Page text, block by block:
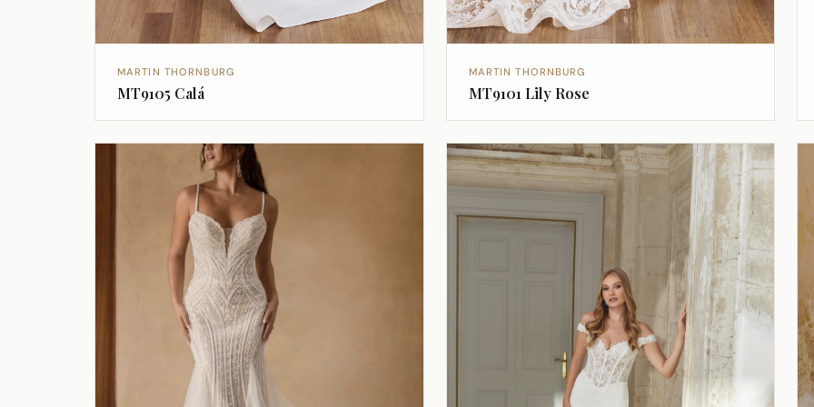
MARTIN THORNBURG
MT9105 Calá
MARTIN THORNBURG
MT9101 Lily Rose